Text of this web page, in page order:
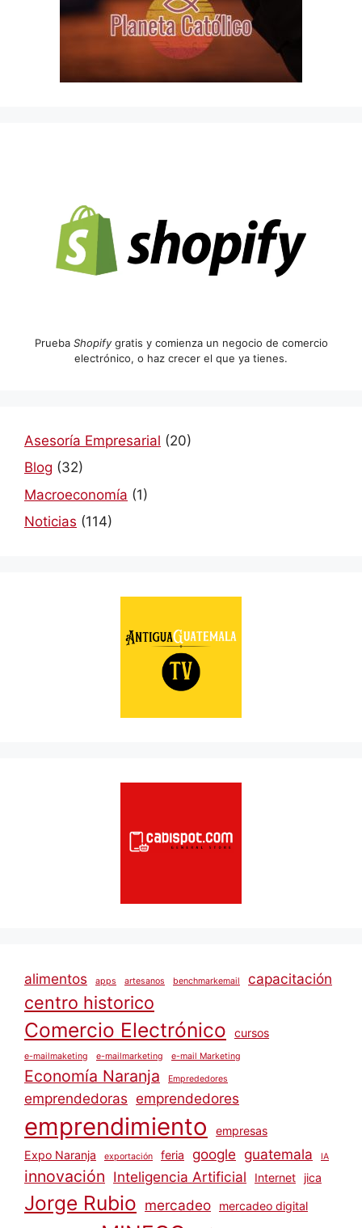
Prueba Shopifygratis y comienza un negocio de comercio
electrónico, o haz crecer el que ya tienes.
Asesoría Empresarial (20)
Blog (32)
Macroeconomía (1)
Noticias (114)
alimentos apps artesanos benchmarkemail capacitación
centro historico
Comercio Electrónico cursos
e-mailmaketing e-mailmarketing e-mail Marketing
Economía Naranja Emprededores
emprendedoras emprendedores
emprendimiento
empresas
Expo Naranja
exportación feria google guatemala IA
innovación Inteligencia Artificial Internet jica
Jorge Rubio mercadeo mercadeo digital